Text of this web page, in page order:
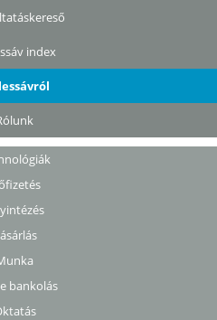
index
bankolás